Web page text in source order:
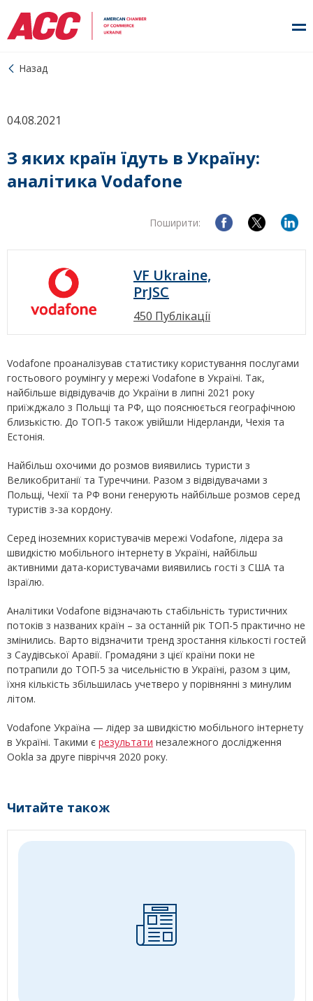
Назад
04.08.2021
З яких країн їдуть в Україну:
аналітика Vodafone
Поширити:
VF Ukraine,
PrJSC
450 Публікації
Vodafone проаналізував статистику користування послугами
гостьового роумінгу у мережі Vodafone в Україні. Так,
найбільше відвідувачів до України в липні 2021 року
приїжджало з Польщі та РФ, що пояснюється географічною
близькістю. До ТОП-5 також увійшли Нідерланди, Чехія та
Естонія.
Найбільш охочими до розмов виявились туристи з
Великобританії та Туреччини. Разом з відвідувачами з
Польщі, Чехії та РФ вони генерують найбільше розмов серед
туристів з-за кордону.
Серед іноземних користувачів мережі Vodafone, лідера за
швидкістю мобільного інтернету в Україні, найбільш
активними дата-користувачами виявились гості з США та
Ізраїлю.
Аналітики Vodafone відзначають стабільність туристичних
потоків з названих країн – за останній рік ТОП-5 практично не
змінились. Варто відзначити тренд зростання кількості гостей
з Саудівської Аравії. Громадяни з цієї країни поки не
потрапили до ТОП-5 за чисельністю в Україні, разом з цим,
їхня кількість збільшилась учетверо у порівнянні з минулим
літом.
Vodafone Україна — лідер за швидкістю мобільного інтернету
в Україні. Такими є результати незалежного дослідження
Ookla за друге півріччя 2020 року.
Читайте також